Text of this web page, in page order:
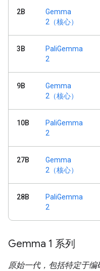
2B
Gemma
2（核心）
3B
PaliGemma
2
9B
Gemma
2（核心）
10B
PaliGemma
2
27B
Gemma
2（核心）
28B
PaliGemma
2
Gemma 1 系列
原始一代，包括特定于编